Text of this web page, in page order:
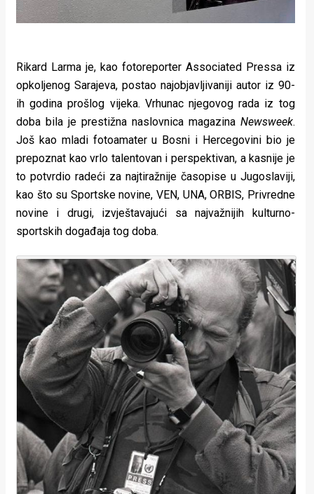
Rikard Larma je, kao fotoreporter Associated Pressa iz
opkoljenog Sarajeva, postao najobjavljivaniji autor iz 90-
ih godina prošlog vijeka. Vrhunac njegovog rada iz tog
doba bila je prestižna naslovnica magazina Newsweek.
Još kao mladi fotoamater u Bosni i Hercegovini bio je
prepoznat kao vrlo talentovan i perspektivan, a kasnije je
to potvrdio radeći za najtiražnije časopise u Jugoslaviji,
kao što su Sportske novine, VEN, UNA, ORBIS, Privredne
novine i drugi, izvještavajući sa najvažnijih kulturno-
sportskih događaja tog doba.